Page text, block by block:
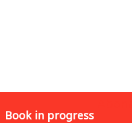
Book in progress